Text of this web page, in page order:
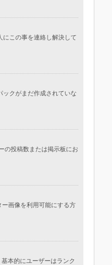
この事を連絡し解決して
ックがまだ作成されていな
の投稿数または掲示板にお
画像を利用可能にする方
本的にユーザーはランク